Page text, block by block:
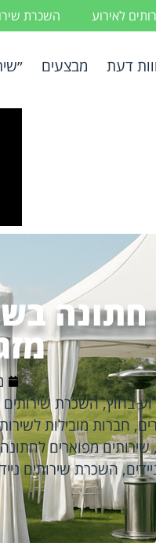
לאירוע השכרת
דעת מבצעים
חתונה
בחוץ,השכרת שירותים
, חברות מובילות
שירותים מפוארים לחתונה
,השכרת שירותים